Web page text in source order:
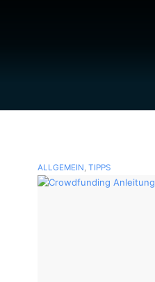
ALLGEMEIN, TIPPS